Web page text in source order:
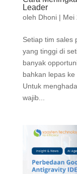
Leader
oleh Dhoni| Mei
Setiap tim sales
yang tinggi di
banyak
bahkan lepas
Untuk
wajib...